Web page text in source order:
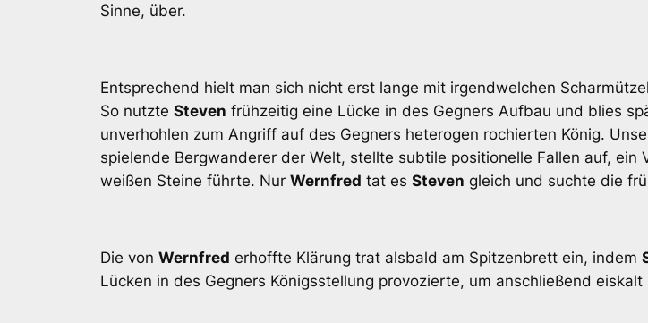
Sinne, über.
Entsprechend hielt man sich nicht erst lange mit irgendwelchen
So nutzte Steven frühzeitig eine Lücke in des Gegners Aufbau und blies
unverhohlen zum Angriff auf des Gegners heterogen rochierten König.
spielende Bergwanderer der Welt, stellte subtile positionelle Fallen auf, ein
weißen Steine führte. Nur Wernfred tat es Steven gleich und suchte die
Die von Wernfred erhoffte Klärung trat alsbald am Spitzenbrett ein, indem
Lücken in des Gegners Königsstellung provozierte, um anschließend